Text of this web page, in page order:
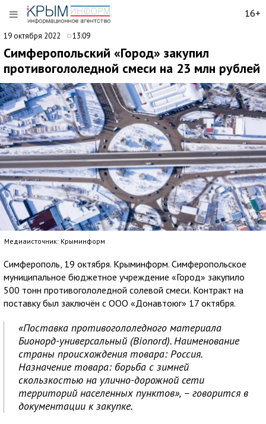
16+
19 октября 2022 13:09
Симферопольский «Город» закупил
противогололедной смеси на 23 млн рублей
Медиаисточник: Крыминформ
Симферополь, 19 октября. Крыминформ. Симферопольское
муниципальное бюджетное учреждение «Город» закупило
500 тонн противогололедной солевой смеси. Контракт на
поставку был заключён с ООО «Донавтоюг» 17 октября.
«Поставка противогололедного материала
Бионорд-универсальный (Bionord). Наименование
страны происхождения товара: Россия.
Назначение товара: борьба с зимней
скользкостью на улично-дорожной сети
территорий населенных пунктов», – говорится в
документации к закупке.